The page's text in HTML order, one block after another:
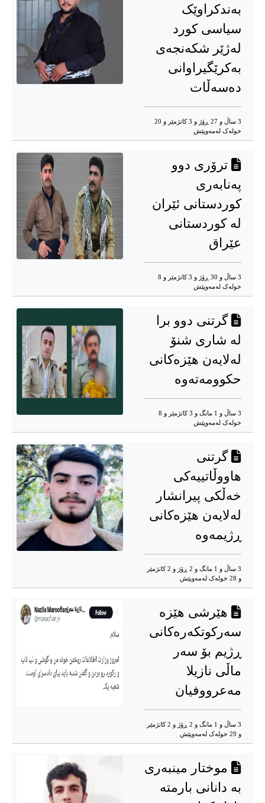
بەندکراوێک
سیاسی کورد
لەژێر شکەنجەی
بەکرێگیراوانی
دەسەڵات
3 ساڵ و 27 ڕۆژ و 3 کاتژمێر و 20
خوله‌ک له‌مه‌وپێش‌
ترۆری دوو
پەنابەری
کوردستانی ئێران
لە کوردستانی
عێراق
3 ساڵ و 30 ڕۆژ و 3 کاتژمێر و 8
خوله‌ک له‌مه‌وپێش‌
گرتنی دوو برا
لە شاری شنۆ
لەلایەن هێزەکانی
حکوومەتەوە
3 ساڵ و 1 مانگ و 3 کاتژمێر و 8
خوله‌ک له‌مه‌وپێش‌
گرتنی
هاووڵاتییەکی
خەڵکی پیرانشار
لەلایەن هێزەکانی
ڕژیمەوە
3 ساڵ و 1 مانگ و 2 ڕۆژ و 2 کاتژمێر
و 28 خوله‌ک له‌مه‌وپێش‌
هێرشی هێزە
سەرکوتکەرەکانی
ڕژیم بۆ سەر
ماڵی نازیلا
مەعرووفیان
3 ساڵ و 1 مانگ و 2 ڕۆژ و 2 کاتژمێر
و 29 خوله‌ک له‌مه‌وپێش‌
موختار مینبەری
بە دانانی بارمتە